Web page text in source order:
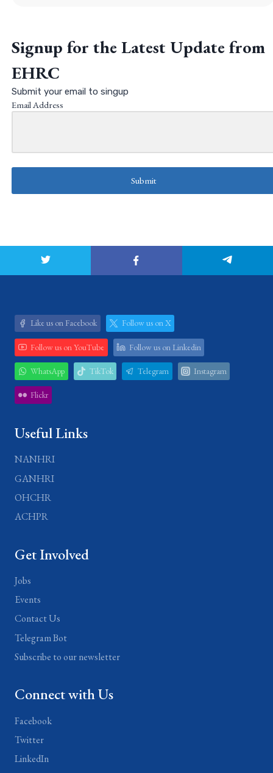
Signup for the Latest Update from
EHRC
Submit your email to singup
Email Address
Submit
Like us on Facebook Follow us on X
Follow us on YouTube Follow us on Linkedin
WhatsApp TikTok Telegram Instagram
Flickr
Useful Links
NANHRI
GANHRI
OHCHR
ACHPR
Get Involved
Jobs
Events
Contact Us
Telegram Bot
Subscribe to our newsletter
Connect with Us
Facebook
Twitter
LinkedIn